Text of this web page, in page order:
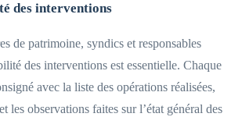
des interventions
de patrimoine, syndics et responsables
des interventions est essentielle. Chaque
avec la liste des opérations réalisées,
les observations faites sur l’état général des